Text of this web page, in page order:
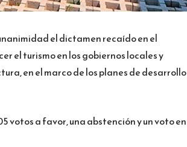
el dictamen recaído en el
el turismo en los gobiernos locales y
en el marco de los planes de desarrollo
votos a favor, una abstención y un voto en